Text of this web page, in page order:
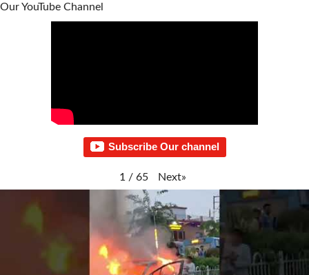
Our YouTube Channel
Subscribe Our channel
1 / 65 Next»